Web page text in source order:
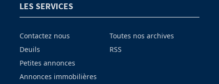
LES SERVICES
Contactez nous
Deuils
Petites annonces
Annonces immobilières
Toutes nos archives
RSS